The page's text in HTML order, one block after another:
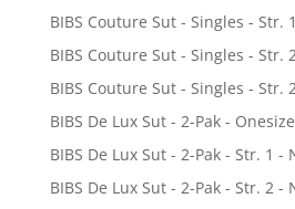
BIBS Couture Sut - Singles - Str.
BIBS Couture Sut - Singles - Str.
BIBS Couture Sut - Singles - Str.
BIBS De Lux Sut - 2-Pak -
BIBS De Lux Sut - 2-Pak - Str. 1
BIBS De Lux Sut - 2-Pak - Str. 2